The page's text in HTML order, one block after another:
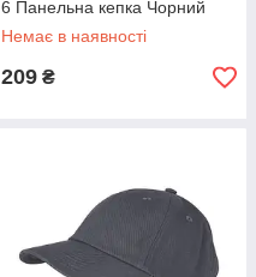
6 Панельна кепка Чорний
Немає в наявності
209 ₴